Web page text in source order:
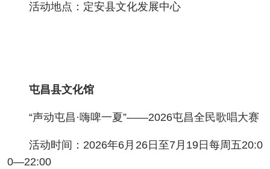
活动地点：定安县文化发展中心
屯昌县文化馆
“声动屯昌·嗨啤一夏”——2026屯昌全民歌唱大赛
活动时间：2026年6月26日至7月19日每周五20:0
0—22:00